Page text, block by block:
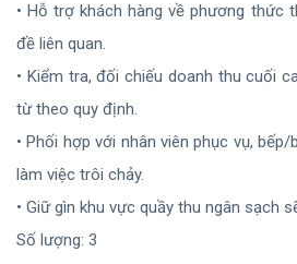
• Hỗ trợ khách hàng về phương thức
đề liên quan.
• Kiểm tra, đối chiếu doanh thu cuối
từ theo quy định.
• Phối hợp với nhân viên phục vụ,
làm việc trôi chảy.
• Giữ gìn khu vực quầy thu ngân sạch
Số lượng: 3